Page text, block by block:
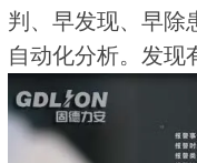
判、早发现、早除
自动化分析。发现